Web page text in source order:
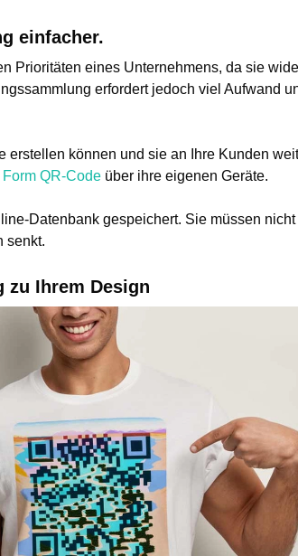
einfacher.
Prioritäten eines Unternehmens, da sie
erfordert jedoch viel Aufwand
erstellen können und sie an Ihre Kunden
QR-Code über ihre eigenen Geräte.
Datenbank gespeichert. Sie müssen
senkt.
zu Ihrem Design